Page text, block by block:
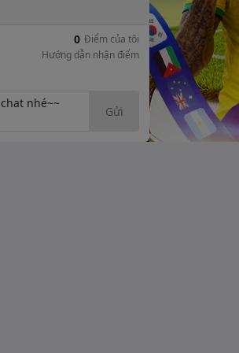
0 Điểm của tôi
Hướng dẫn nhận điểm
nhé~~
Gửi